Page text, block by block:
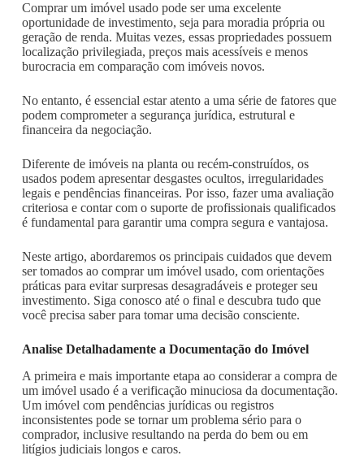
Comprar um imóvel usado pode ser uma excelente
oportunidade de investimento, seja para moradia própria ou
geração de renda. Muitas vezes, essas propriedades possuem
localização privilegiada, preços mais acessíveis e menos
burocracia em comparação com imóveis novos.
No entanto, é essencial estar atento a uma série de fatores que
podem comprometer a segurança jurídica, estrutural e
financeira da negociação.
Diferente de imóveis na planta ou recém-construídos, os
usados podem apresentar desgastes ocultos, irregularidades
legais e pendências financeiras. Por isso, fazer uma avaliação
criteriosa e contar com o suporte de profissionais qualificados
é fundamental para garantir uma compra segura e vantajosa.
Neste artigo, abordaremos os principais cuidados que devem
ser tomados ao comprar um imóvel usado, com orientações
práticas para evitar surpresas desagradáveis e proteger seu
investimento. Siga conosco até o final e descubra tudo que
você precisa saber para tomar uma decisão consciente.
Analise Detalhadamente a Documentação do Imóvel
A primeira e mais importante etapa ao considerar a compra de
um imóvel usado é a verificação minuciosa da documentação.
Um imóvel com pendências jurídicas ou registros
inconsistentes pode se tornar um problema sério para o
comprador, inclusive resultando na perda do bem ou em
litígios judiciais longos e caros.